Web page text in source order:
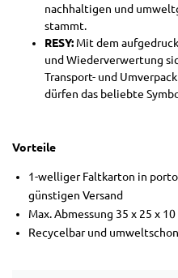
nachhaltigen und
stammt.
RESY: Mit dem
und Wiederverwertung
Transport- und
dürfen das beliebte
Vorteile
1-welliger Faltkarton in
günstigen Versand
Max. Abmessung 35 x 25 x 10
Recycelbar und